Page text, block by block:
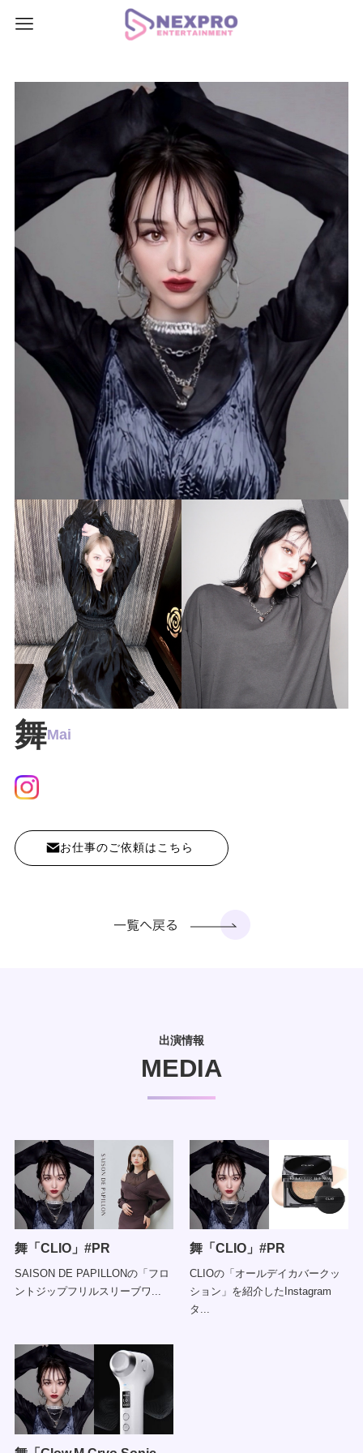
舞Mai
お仕事のご依頼はこちら
出演情報
MEDIA
舞「CLIO」#PR
SAISON DE PAPILLONの「フロ
ントジップフリルスリーブワ...
舞「CLIO」#PR
CLIOの「オールデイカバークッ
ション」を紹介したInstagram
タ...